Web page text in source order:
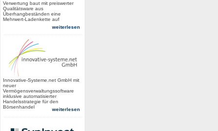
Verwertung baut mit preiswerter
Qualitätsware aus
Überhangbeständen eine
Mehrwert-Ladenkette auf
weiterlesen
Innovative-Systeme.net GmbH mit
neuer
Vermögensverwaltungssoftware
inklusive automatisierter
Handelsstrategie für den
Börsenhandel
weiterlesen